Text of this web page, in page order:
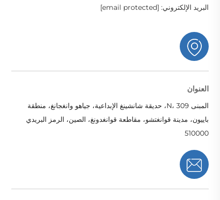
البريد الإلكتروني: [email protected]
العنوان
المبنى N، 309، حديقة شانشينغ الإبداعية، جياهو وانغجانغ، منطقة
باييون، مدينة قوانغتشو، مقاطعة قوانغدونغ، الصين، الرمز البريدي
510000